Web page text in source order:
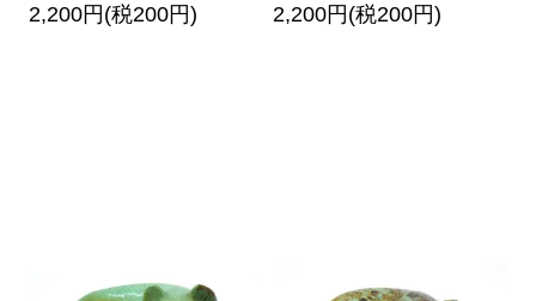
2,200円(税200円)
2,200円(税200円)